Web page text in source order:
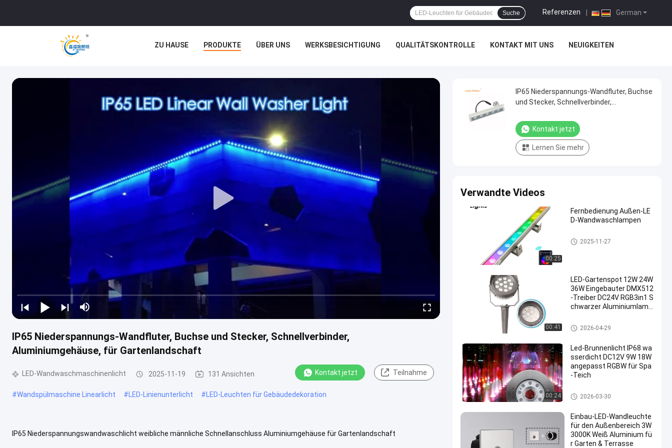
German
Referenzen
Suche
ZU HAUSE PRODUKTE ÜBER UNS WERKSBESICHTIGUNG QUALITÄTSKONTROLLE KONTAKT MIT UNS NEUIGKEITEN
IP65 Niederspannungs-Wandfluter, Buchse und Stecker, Schnellverbinder,
Aluminiumgehäuse, für Gartenlandschaft
LED-Wandwaschmaschinenlicht 2025-11-19 131 Ansichten Kontakt jetzt Teilnahme
#Wandspülmaschine Linearlicht #LED-Linienunterlicht #LED-Leuchten für Gebäudedekoration
IP65 Niederspannungswandwaschlicht weibliche männliche Schnellanschluss Aluminiumgehäuse für Gartenlandschaft
IP65 Niederspannungs-Wandfluter, Buchse
und Stecker, Schnellverbinder,
Kontakt jetzt
Lernen Sie mehr
Verwandte Videos
00:25
Fernbedienung Außen-LE
D-Wandwaschlampen
LED-Wandwaschmaschinenlic
ht
2025-11-27
00:41
LED-Gartenspot 12W 24W
36W Eingebauter DMX512
-Treiber DC24V RGB3in1 S
chwarzer Aluminiumlamp
use für Baumbeleuchtun
g
LED-Garten-Scheinwerferlicht
2026-04-29
00:24
Led-Brunnenlicht IP68 wa
sserdicht DC12V 9W 18W
angepasst RGBW für Spa
-Teich
LED-Brunnenlicht
2026-03-30
Einbau-LED-Wandleuchte
für den Außenbereich 3W
3000K Weiß Aluminium fü
r Garten & Terrasse